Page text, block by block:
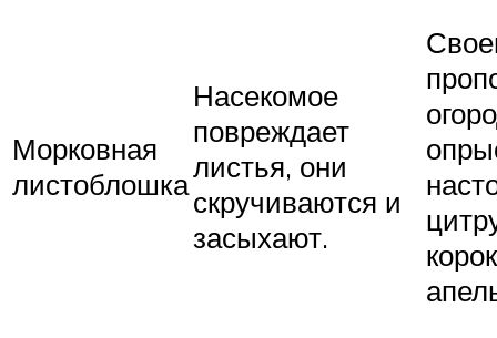
Морковная
листоблошка
Насекомое
повреждает
листья, они
скручиваются и
засыхают.